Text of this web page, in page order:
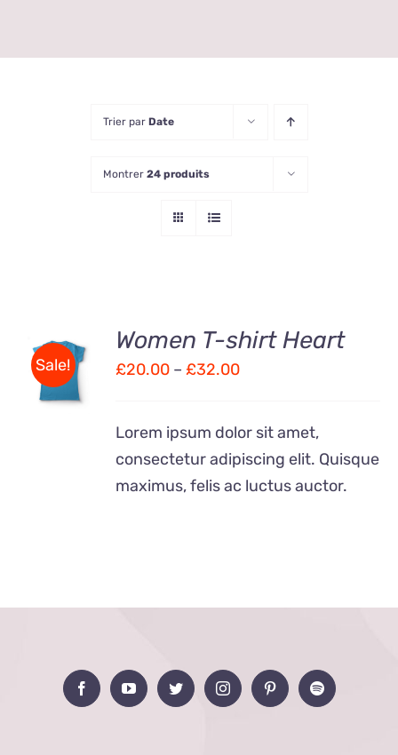
Trier par Date
Montrer 24 produits
Sale!
DÉTAILS
Women T-shirt Heart
£20.00 – £32.00
Lorem ipsum dolor sit amet,
consectetur adipiscing elit. Quisque
maximus, felis ac luctus auctor.